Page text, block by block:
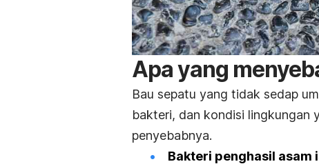
Apa yang
Bau sepatu yang tidak sedap
bakteri, dan kondisi lingkungan
penyebabnya.
Bakteri penghasil asam